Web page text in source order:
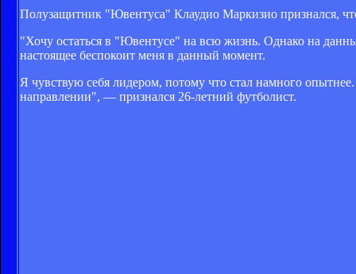
Полузащитник "Ювентуса" Клаудио Маркизио признался,
"Хочу остаться в "Ювентусе" на всю жизнь. Однако на
настоящее беспокоит меня в данный момент.
Я чувствую себя лидером, потому что стал намного
направлении", — признался 26-летний футболист.